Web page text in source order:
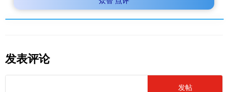
发表评论
发帖